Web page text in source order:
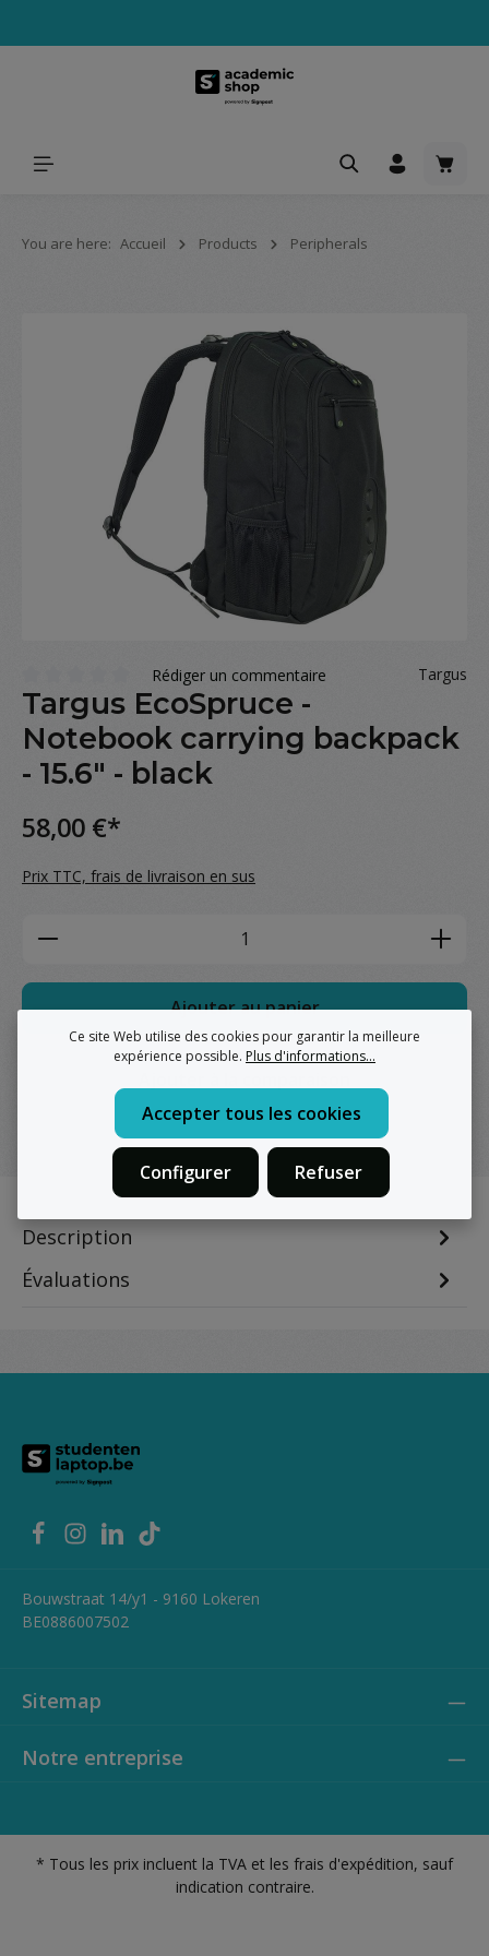
Le
You are here: Accueil Products Peripherals
Note moyenne de 0 sur 5 étoiles
Rédiger un commentaire Targus
Targus EcoSpruce -
Notebook carrying backpack
- 15.6" - black
58,00 €*
Prix TTC, frais de livraison en sus
Product Quantity: Enter the desired
Ajouter au panier
Description
Évaluations
Bouwstraat 14/y1 - 9160 Lokeren
BE0886007502
Sitemap
Notre entreprise
* Tous les prix incluent la TVA et les frais d'expédition, sauf
indication contraire.
Ce site Web utilise des cookies pour garantir la meilleure
expérience possible. Plus d'informations...
Refuser
Configurer
Accepter tous les cookies